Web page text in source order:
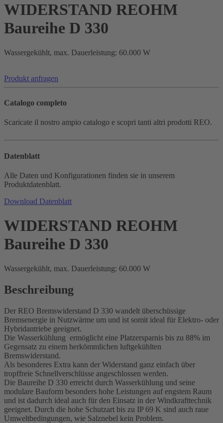
WIDERSTAND REOHM
Baureihe D 330
Wassergekühlt, max. Dauerleistung: 60.000 W
Produkt anfragen
Catalogo completo
Scaricate il nostro ampio catalogo e scopri tanti altri prodotti REO.
Datenblatt
Alle Daten und Konfigurationen finden sie in unserem
Produktdatenblatt.
Download Datenblatt
WIDERSTAND REOHM
Baureihe D 330
Wassergekühlt, max. Dauerleistung: 60.000 W
Beschreibung
Der REO Bremswiderstand D 330 wandelt überschüssige
Bremsenergie in Nutzwärme um und ist somit ideal für Elektro- oder
Hybridantriebe geeignet.
Die Wasserkühlung ermöglicht eine Platzersparnis bis zu 88% im
Gegensatz zu einem herkömmlichen luftgekühlten
Bremswiderstand.
Als besonderes Extra kann der Widerstand ganz einfach über
tropffreie Schnellverschlüsse angeschlossen werden.
Die Baureihe D 330 erreicht durch Wasserkühlung und seine
modulare Bauform besonders hohe Leistungen auf engstem Raum
und ist dadurch ideal auch für den Einsatz in der Windkrafttechnik
geeignet. Durch die hohe Schutzart bis zu IP 69 K sind auch raue
Umweltbedingungen, wie Salznebel kein Problem.